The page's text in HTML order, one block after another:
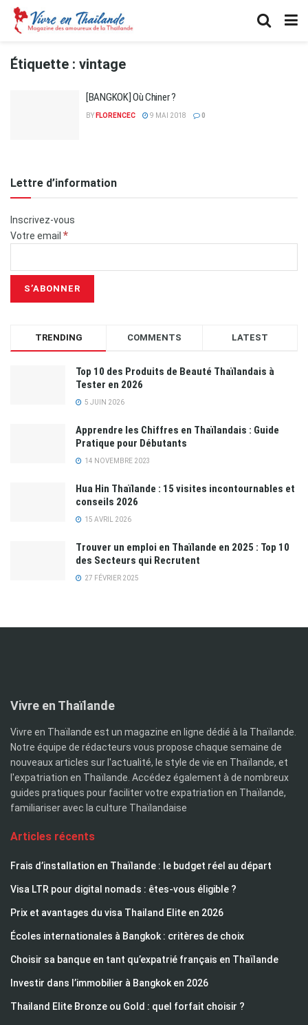
Étiquette : vintage
[BANGKOK] Où Chiner ?
BY FLORENCEC 9 MAI 2018 0
Lettre d’information
Inscrivez-vous
Votre email *
TRENDING COMMENTS LATEST
Top 10 des Produits de Beauté Thaïlandais à
Tester en 2026
5 JUIN 2026
Apprendre les Chiffres en Thaïlandais : Guide
Pratique pour Débutants
14 NOVEMBRE 2023
Hua Hin Thaïlande : 15 visites incontournables et
conseils 2026
15 AVRIL 2026
Trouver un emploi en Thaïlande en 2025 : Top 10
des Secteurs qui Recrutent
27 FÉVRIER 2025
Vivre en Thaïlande
Vivre en Thaïlande est un magazine en ligne dédié à la Thaïlande.
Notre équipe de rédacteurs vous propose chaque semaine de
nouveaux articles sur l'actualité, le style de vie en Thaïlande, et
l'expatriation en Thaïlande. Accédez également à de nombreux
guides pratiques pour faciliter votre expatriation en Thaïlande,
familiariser avec la culture Thaïlandaise
Articles récents
Frais d’installation en Thaïlande : le budget réel au départ
Visa LTR pour digital nomads : êtes-vous éligible ?
Prix et avantages du visa Thailand Elite en 2026
Écoles internationales à Bangkok : critères de choix
Choisir sa banque en tant qu’expatrié français en Thaïlande
Investir dans l’immobilier à Bangkok en 2026
Thailand Elite Bronze ou Gold : quel forfait choisir ?